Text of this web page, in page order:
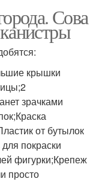
Сова
крышки
зрачками
от бутылок
покраски
фигурки;Крепеж
просто